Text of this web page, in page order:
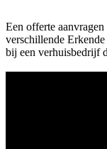
Een offerte
verschillende
bij een verhuisbedrijf